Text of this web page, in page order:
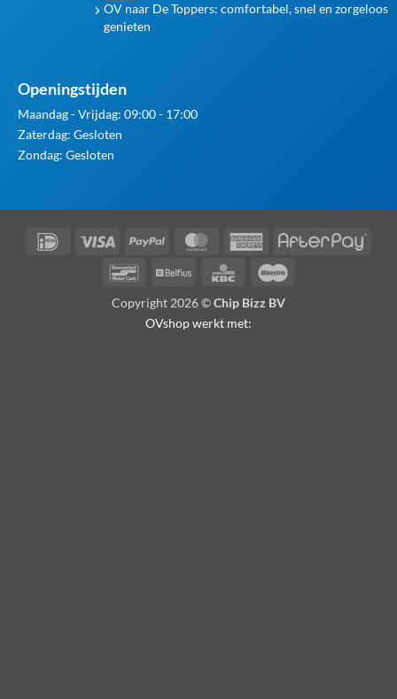
OV naar De Toppers: comfortabel, snel en zorgeloos
genieten
Openingstijden
Maandag - Vrijdag: 09:00 - 17:00
Zaterdag: Gesloten
Zondag: Gesloten
IDeal Visa PayPal MasterCardAmerican
BancontactBelfius KBC
Copyright 2026 ©Chip Bizz BV
OVshop werkt met: